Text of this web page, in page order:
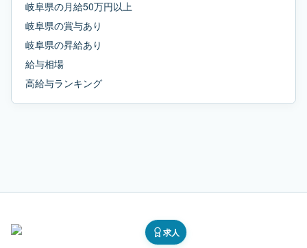
岐阜県の月給50万円以上
岐阜県の賞与あり
岐阜県の昇給あり
給与相場
高給与ランキング
求人